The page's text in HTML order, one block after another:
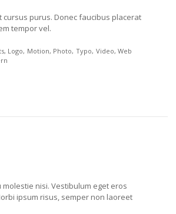
cursus purus. Donec faucibus placerat
tempor vel.
Logo Motion Photo Typo Video Web
nisi. Vestibulum eget eros
ipsum risus, semper non laoreet